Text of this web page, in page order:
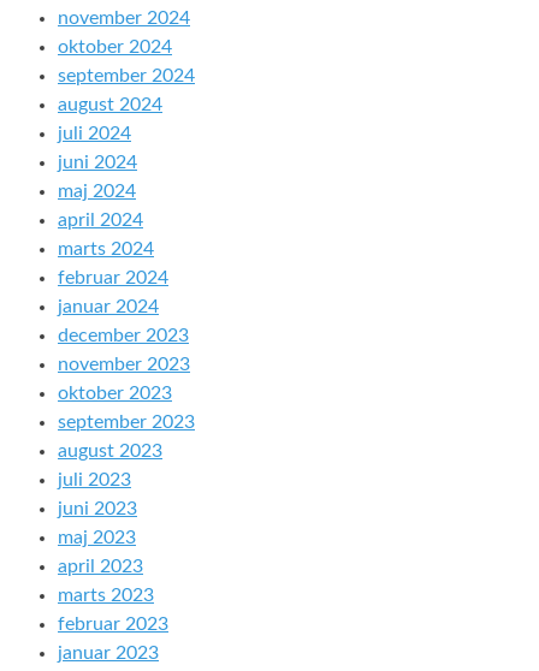
november 2024
oktober 2024
september 2024
august 2024
juli 2024
juni 2024
maj 2024
april 2024
marts 2024
februar 2024
januar 2024
december 2023
november 2023
oktober 2023
september 2023
august 2023
juli 2023
juni 2023
maj 2023
april 2023
marts 2023
februar 2023
januar 2023